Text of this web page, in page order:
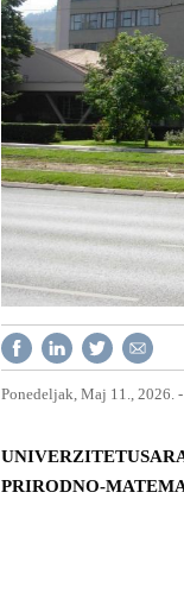
Ponedeljak, Maj 11., 2026.
UNIVERZITETU
PRIRODNO-